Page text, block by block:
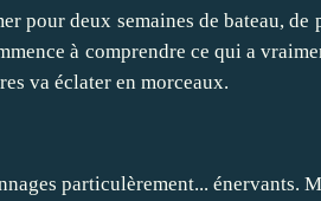
pour deux semaines de bateau, de
à comprendre ce qui a
va éclater en morceaux.
particulèrement... énervants.